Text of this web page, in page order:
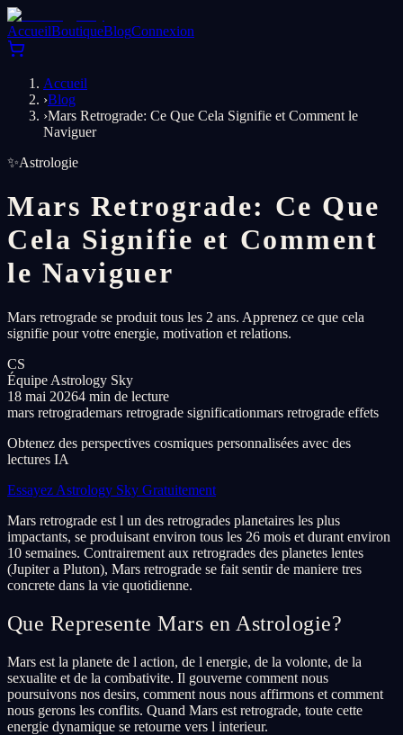
AccueilBoutiqueBlogConnexion
Accueil
›Blog
›Mars Retrograde: Ce Que Cela Signifie et Comment le
Naviguer
✨Astrologie
Mars Retrograde: Ce Que
Cela Signifie et Comment
le Naviguer
Mars retrograde se produit tous les 2 ans. Apprenez ce que cela
signifie pour votre energie, motivation et relations.
CS
Équipe Astrology Sky
18 mai 20264 min de lecture
mars retrogrademars retrograde significationmars retrograde effets
Obtenez des perspectives cosmiques personnalisées avec des
lectures IA
Essayez Astrology Sky Gratuitement
Mars retrograde est l un des retrogrades planetaires les plus
impactants, se produisant environ tous les 26 mois et durant environ
10 semaines. Contrairement aux retrogrades des planetes lentes
(Jupiter a Pluton), Mars retrograde se fait sentir de maniere tres
concrete dans la vie quotidienne.
Que Represente Mars en Astrologie?
Mars est la planete de l action, de l energie, de la volonte, de la
sexualite et de la combativite. Il gouverne comment nous
poursuivons nos desirs, comment nous nous affirmons et comment
nous gerons les conflits. Quand Mars est retrograde, toute cette
energie dynamique se retourne vers l interieur.